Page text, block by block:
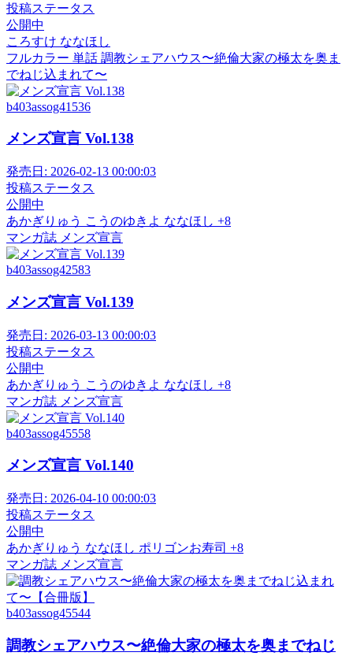
投稿ステータス
公開中
ころすけ ななほし
フルカラー 単話 調教シェアハウス〜絶倫大家の極太を奥ま
でねじ込まれて〜
b403assog41536
メンズ宣言 Vol.138
発売日: 2026-02-13 00:00:03
投稿ステータス
公開中
あかぎりゅう こうのゆきよ ななほし +8
マンガ誌 メンズ宣言
b403assog42583
メンズ宣言 Vol.139
発売日: 2026-03-13 00:00:03
投稿ステータス
公開中
あかぎりゅう こうのゆきよ ななほし +8
マンガ誌 メンズ宣言
b403assog45558
メンズ宣言 Vol.140
発売日: 2026-04-10 00:00:03
投稿ステータス
公開中
あかぎりゅう ななほし ポリゴンお寿司 +8
マンガ誌 メンズ宣言
b403assog45544
調教シェアハウス〜絶倫大家の極太を奥までねじ